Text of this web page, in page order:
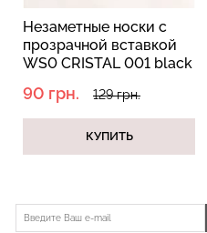
Незаметные носки с
прозрачной вставкой
WS0 CRISTAL 001 black
90 грн. 129 грн.
КУПИТЬ
Топ на бретелях в рубчик
CAMI TOP RIB black